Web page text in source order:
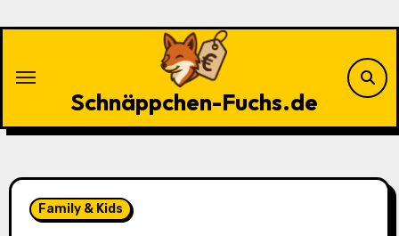
Schnäppchen-Fuchs.de
Family & Kids